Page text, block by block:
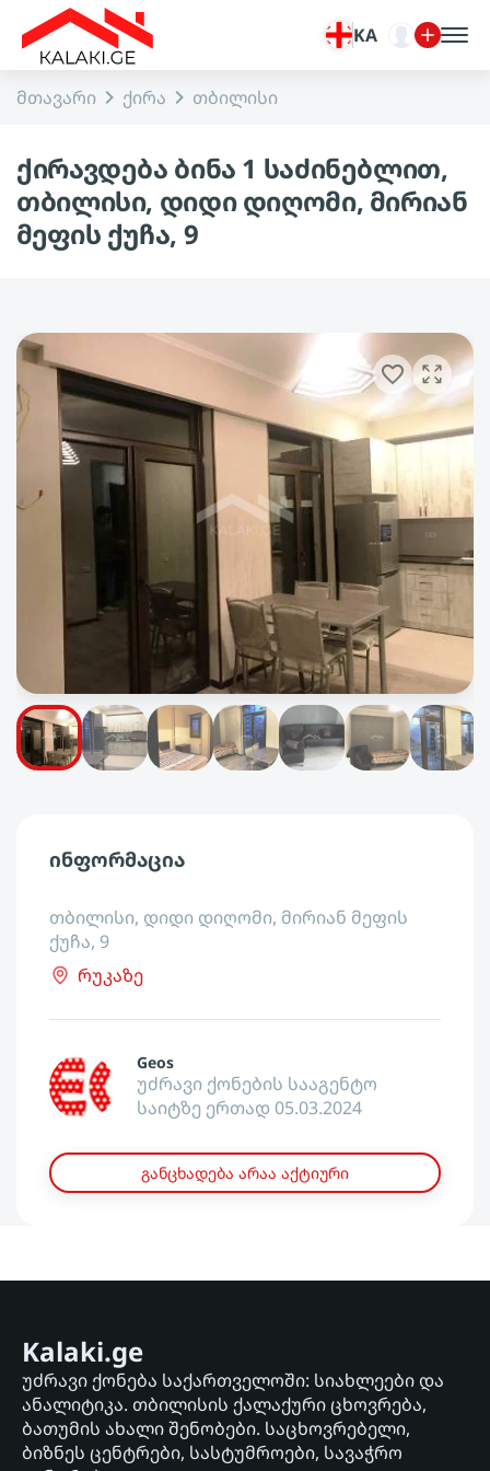
KA
მთავარი ქირა თბილისი
ქირავდება ბინა 1 საძინებლით,
თბილისი, დიდი დიღომი, მირიან
მეფის ქუჩა, 9
ინფორმაცია
თბილისი, დიდი დიღომი, მირიან მეფის
ქუჩა, 9
რუკაზე
Geos
უძრავი ქონების სააგენტო
საიტზე ერთად 05.03.2024
განცხადება არაა აქტიური
Kalaki.ge
უძრავი ქონება საქართველოში: სიახლეები და
ანალიტიკა. თბილისის ქალაქური ცხოვრება,
ბათუმის ახალი შენობები. საცხოვრებელი,
ბიზნეს ცენტრები, სასტუმროები, სავაჭრო